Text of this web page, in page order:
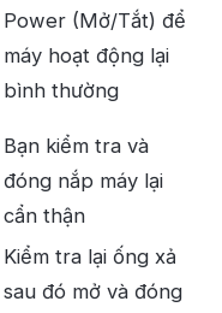
Power (Mở/Tắt) để
máy hoạt động lại
bình thường
Bạn kiểm tra và
đóng nắp máy lại
cẩn thận
Kiểm tra lại ống xả
sau đó mở và đóng